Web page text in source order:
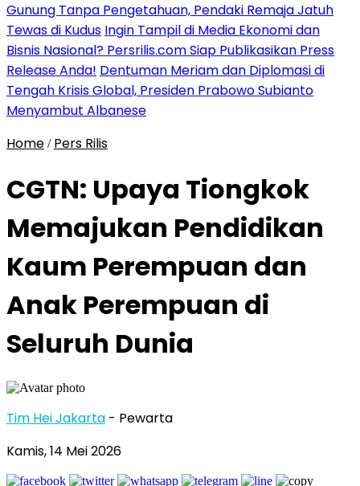
Gunung Tanpa Pengetahuan, Pendaki Remaja Jatuh
Tewas di Kudus Ingin Tampil di Media Ekonomi dan
Bisnis Nasional? Persrilis.com Siap Publikasikan Press
Release Anda! Dentuman Meriam dan Diplomasi di
Tengah Krisis Global, Presiden Prabowo Subianto
Menyambut Albanese
Home / Pers Rilis
CGTN: Upaya Tiongkok
Memajukan Pendidikan
Kaum Perempuan dan
Anak Perempuan di
Seluruh Dunia
Tim Hei Jakarta - Pewarta
Kamis, 14 Mei 2026